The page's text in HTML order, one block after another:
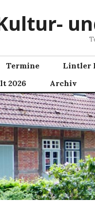
Termine Lintler
2026
Archiv